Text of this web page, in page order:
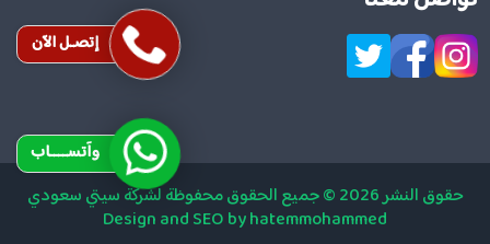
إتصـل الآن
وآتســــاب
حقوق النشر 2026 © جميع الحقوق محفوظة لشركة سيتي سعودي
Design and SEO by hatemmohammed